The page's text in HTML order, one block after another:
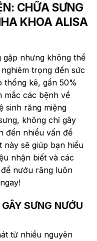
CHỮA SƯNG
KHOA ALISA
nhưng không thể
trọng đến sức
thống kê, gần 50%
mắc các bệnh về
sinh răng miệng
không chỉ gây
đến nhiều vấn đề
này sẽ giúp bạn hiểu
nhận biết và các
nướu răng luôn
SƯNG NƯỚU
từ nhiều nguyên